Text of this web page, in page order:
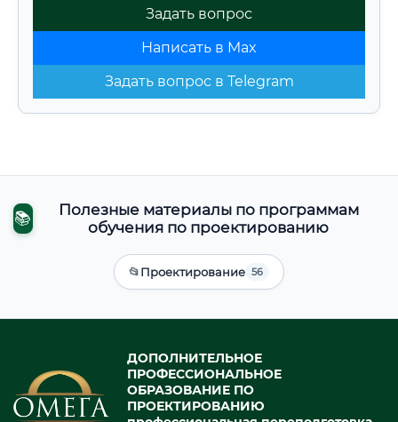
Задать вопрос
Написать в Max
Задать вопрос в Telegram
📚
Полезные материалы по программам
обучения по проектированию
📂Проектирование 56
ДОПОЛНИТЕЛЬНОЕ
ПРОФЕССИОНАЛЬНОЕ
ОБРАЗОВАНИЕ ПО
ПРОЕКТИРОВАНИЮ